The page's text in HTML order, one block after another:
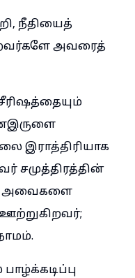
நீதியைத்
அவரைத்
இராத்திரியாக
சமுத்திரத்தின்
அவைகளை